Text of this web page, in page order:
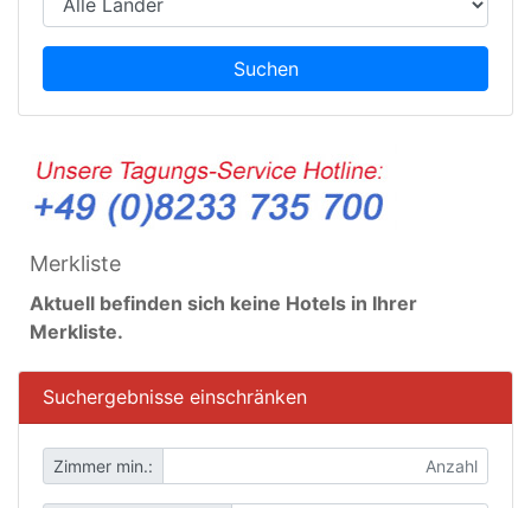
Suchen
Merkliste
Aktuell befinden sich keine Hotels in Ihrer
Merkliste.
Suchergebnisse einschränken
Zimmer min.: